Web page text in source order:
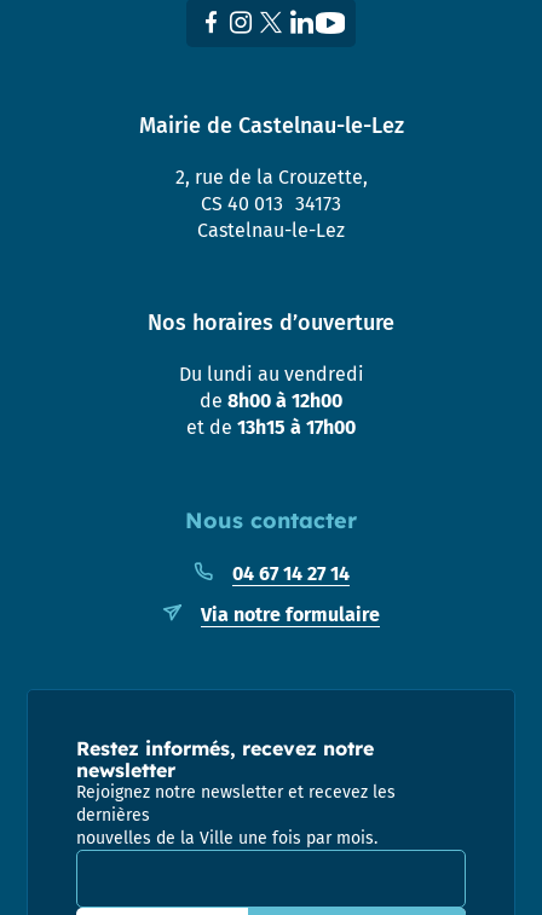
Nous contacter
04 67 14 27 14
Via notre formulaire
Mairie de Castelnau-le-Lez
2, rue de la Crouzette,
CS 40 013 34173
Castelnau-le-Lez
Nos horaires d’ouverture
Du lundi au vendredi
de 8h00 à 12h00
et de 13h15 à 17h00
Restez informés, recevez notre
newsletter
Rejoignez notre newsletter et recevez les
dernières
nouvelles de la Ville une fois par mois.
Adresse email pour la newsletter